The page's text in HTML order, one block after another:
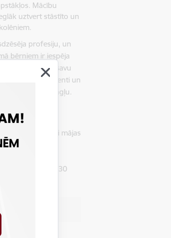
Mācību
uztvert stāstīto un
profesiju, un
bērniem ir iespēja
izgatavot savu
funkcijas, elementi un
- latviešu/ angļu.
nelaimes
bīstamību, īpaši mājas
rīcība
Radošā
ilgums ir līdz 30